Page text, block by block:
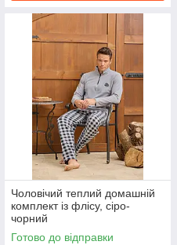
Чоловічий теплий домашній
комплект із флісу, сіро-
чорний
Готово до відправки